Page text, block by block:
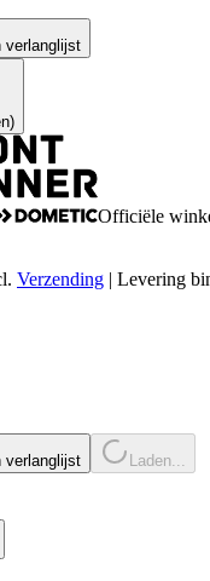
verlanglijst
Officiële
Verzending | Levering
verlanglijst Laden...